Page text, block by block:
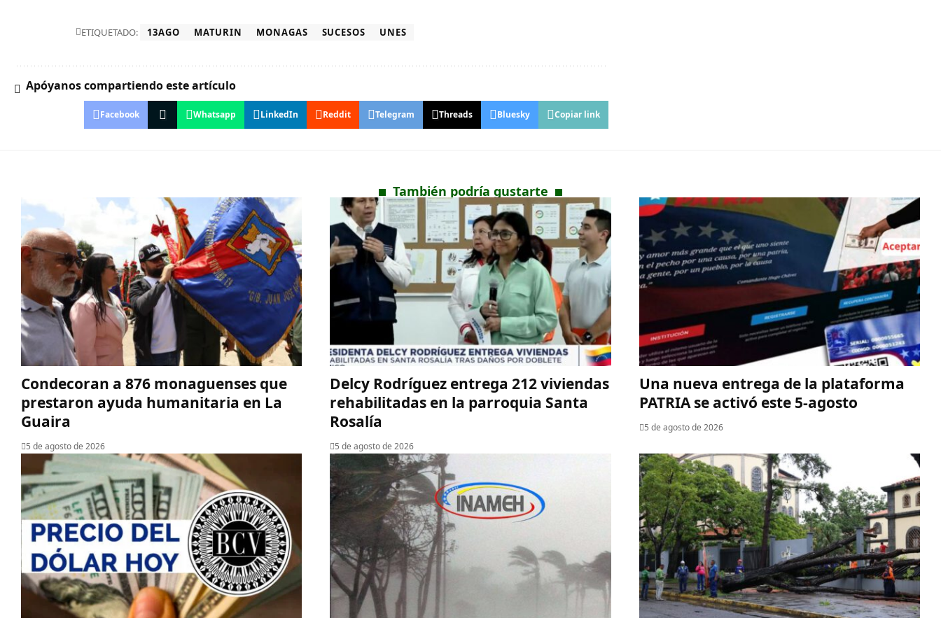
ETIQUETADO: 13AGO MATURIN MONAGAS SUCESOS UNES
Apóyanos compartiendo este artículo
Facebook Whatsapp LinkedIn Reddit Telegram Threads Bluesky Copiar link
También podría gustarte
Condecoran a 876 monaguenses que
prestaron ayuda humanitaria en La
Guaira
5 de agosto de 2026
Delcy Rodríguez entrega 212 viviendas
rehabilitadas en la parroquia Santa
Rosalía
5 de agosto de 2026
Una nueva entrega de la plataforma
PATRIA se activó este 5-agosto
5 de agosto de 2026